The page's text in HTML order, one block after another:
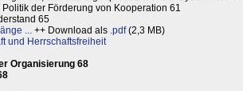
der Förderung von Kooperation 61
65
... ++ Download als .pdf(2,3 MB)
und Herrschaftsfreiheit
Organisierung 68